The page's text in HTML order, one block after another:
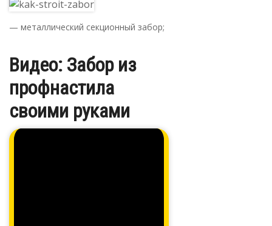
— металлический секционный забор;
Видео: Забор из
профнастила
своими руками